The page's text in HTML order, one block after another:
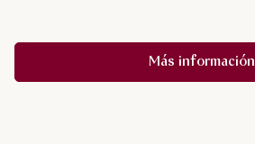
Más información